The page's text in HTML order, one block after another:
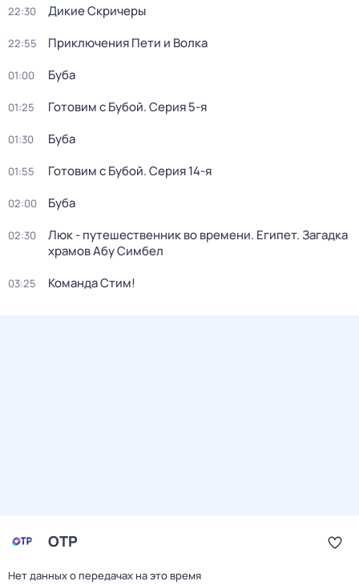
22:30 Дикие Скричеры
22:55 Приключения Пети и Волка
01:00 Буба
01:25 Готовим с Бубой. Серия 5-я
01:30 Буба
01:55 Готовим с Бубой. Серия 14-я
02:00 Буба
02:30
Люк - путешественник во времени. Египет. Загадка
храмов Абу Симбел
03:25 Команда Стим!
ОТР
Нет данных о передачах на это время